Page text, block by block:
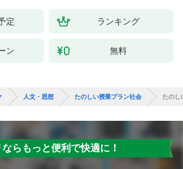
定 ランキング
ン 無料
人文・思想 たのしい授業プラン社会 たのし
ならもっと便利で快適に！